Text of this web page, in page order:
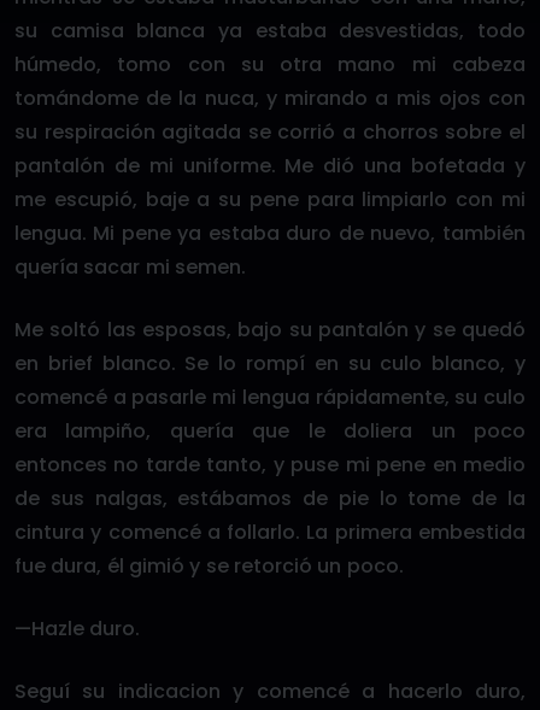
su camisa blanca ya estaba desvestidas, todo
húmedo, tomo con su otra mano mi cabeza
tomándome de la nuca, y mirando a mis ojos con
su respiración agitada se corrió a chorros sobre el
pantalón de mi uniforme. Me dió una bofetada y
me escupió, baje a su pene para limpiarlo con mi
lengua. Mi pene ya estaba duro de nuevo, también
quería sacar mi semen.
Me soltó las esposas, bajo su pantalón y se quedó
en brief blanco. Se lo rompí en su culo blanco, y
comencé a pasarle mi lengua rápidamente, su culo
era lampiño, quería que le doliera un poco
entonces no tarde tanto, y puse mi pene en medio
de sus nalgas, estábamos de pie lo tome de la
cintura y comencé a follarlo. La primera embestida
fue dura, él gimió y se retorció un poco.
—Hazle duro.
Seguí su indicacion y comencé a hacerlo duro,